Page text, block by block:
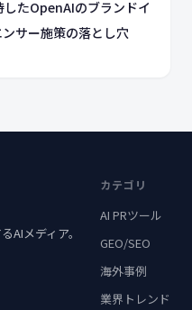
たOpenAIのブランドイ
サー施策の落とし穴
AIメディア。
カテゴリ
AI PRツール
GEO/SEO
海外事例
業界トレンド